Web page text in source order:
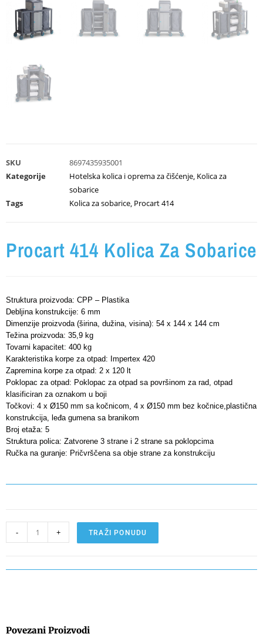
SKU
8697435935001
Kategorije
Hotelska kolica i oprema za čišćenje, Kolica za
sobarice
Tags
Kolica za sobarice, Procart 414
Procart 414 Kolica Za Sobarice
Struktura proizvoda: CPP – Plastika
Debljina konstrukcije: 6 mm
Dimenzije proizvoda (širina, dužina, visina): 54 x 144 x 144 cm
Težina proizvoda: 35,9 kg
Tovarni kapacitet: 400 kg
Karakteristika korpe za otpad: Impertex 420
Zapremina korpe za otpad: 2 x 120 lt
Poklopac za otpad: Poklopac za otpad sa površinom za rad, otpad
klasificiran za oznakom u boji
Točkovi: 4 x Ø150 mm sa kočnicom, 4 x Ø150 mm bez kočnice,plastična
konstrukcija, leđa gumena sa branikom
Broj etaža: 5
Struktura polica: Zatvorene 3 strane i 2 strane sa poklopcima
Ručka na guranje: Pričvrščena sa obje strane za konstrukciju
- + TRAŽI PONUDU
Povezani Proizvodi